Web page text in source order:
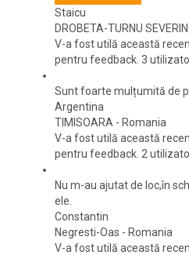
Staicu
DROBETA-TURNU SEVERIN
V-a fost utilă această
pentru feedback. 3
Sunt foarte mulțumită de
Argentina
TIMISOARA - Romania
V-a fost utilă această
pentru feedback. 2
Nu m-au ajutat de loc,în
ele.
Constantin
Negresti-Oas - Romania
V-a fost utilă această